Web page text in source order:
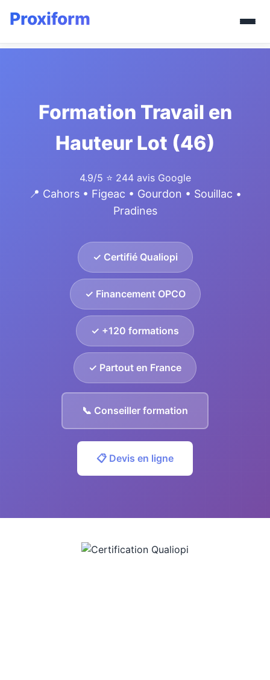
Formation Travail en
Hauteur Lot (46)
4.9/5 ⭐ 244 avis Google
📍 Cahors • Figeac • Gourdon • Souillac •
Pradines
✓ Certifié Qualiopi
✓ Financement OPCO
✓ +120 formations
✓ Partout en France
📞 Conseiller formation
📋 Devis en ligne